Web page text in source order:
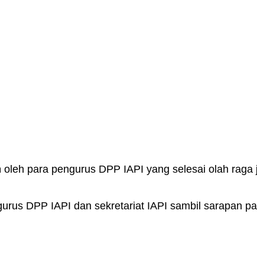
para pengurus DPP IAPI yang selesai olah
DPP IAPI dan sekretariat IAPI sambil sarapan